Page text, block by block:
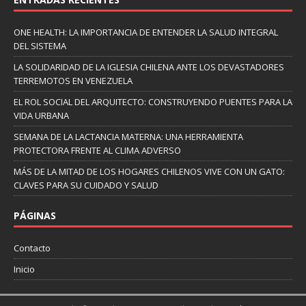
ONE HEALTH: LA IMPORTANCIA DE ENTENDER LA SALUD INTEGRAL
DEL SISTEMA
LA SOLIDARIDAD DE LA IGLESIA CHILENA ANTE LOS DEVASTADORES
TERREMOTOS EN VENEZUELA
EL ROL SOCIAL DEL ARQUITECTO: CONSTRUYENDO PUENTES PARA LA
VIDA URBANA
SEMANA DE LA LACTANCIA MATERNA: UNA HERRAMIENTA
PROTECTORA FRENTE AL CLIMA ADVERSO
MÁS DE LA MITAD DE LOS HOGARES CHILENOS VIVE CON UN GATO:
CLAVES PARA SU CUIDADO Y SALUD
PÁGINAS
Contacto
Inicio